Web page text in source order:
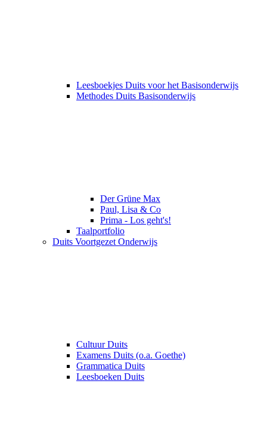
Leesboekjes Duits voor het Basisonderwijs
Methodes Duits Basisonderwijs
Der Grüne Max
Paul, Lisa & Co
Prima - Los geht's!
Taalportfolio
Duits Voortgezet Onderwijs
Cultuur Duits
Examens Duits (o.a. Goethe)
Grammatica Duits
Leesboeken Duits